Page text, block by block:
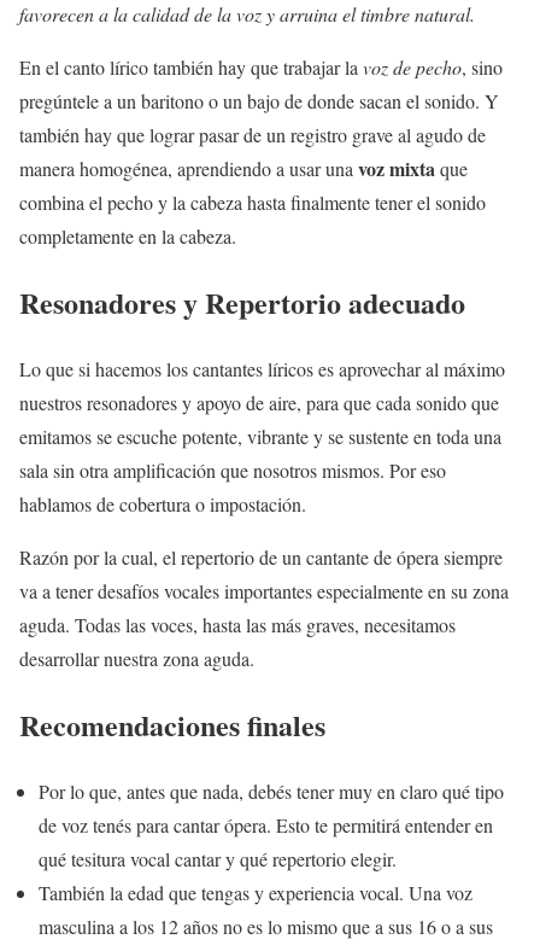
favorecen a la calidad de la voz y arruina el timbre natural.
En el canto lírico también hay que trabajar lavoz de pecho, sino
pregúntele a un baritono o un bajo de donde sacan el sonido. Y
también hay que lograr pasar de un registro grave al agudo de
manera homogénea, aprendiendo a usar unavoz mixtaque
combina el pecho y la cabeza hasta finalmente tener el sonido
completamente en la cabeza.
Resonadores y Repertorio adecuado
Lo que si hacemos los cantantes líricos es aprovechar al máximo
nuestros resonadores y apoyo de aire, para que cada sonido que
emitamos se escuche potente, vibrante y se sustente en toda una
sala sin otra amplificación que nosotros mismos. Por eso
hablamos de cobertura o impostación.
Razón por la cual, el repertorio de un cantante de ópera siempre
va a tener desafíos vocales importantes especialmente en su zona
aguda. Todas las voces, hasta las más graves, necesitamos
desarrollar nuestra zona aguda.
Recomendaciones finales
Por lo que, antes que nada, debés tener muy en claro qué tipo
de voz tenés para cantar ópera. Esto te permitirá entender en
qué tesitura vocal cantar y qué repertorio elegir.
También la edad que tengas y experiencia vocal. Una voz
masculina a los 12 años no es lo mismo que a sus 16 o a sus